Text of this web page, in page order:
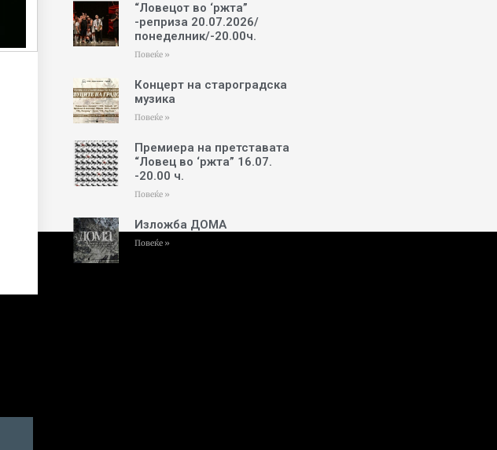
“Ловецот во ‘ржта”
-реприза 20.07.2026/
понеделник/-20.00ч.
Повеќе »
Концерт на староградска
музика
Повеќе »
Премиера на претставата
“Ловец во ‘ржта” 16.07.
-20.00 ч.
Повеќе »
Изложба ДОМА
Повеќе »